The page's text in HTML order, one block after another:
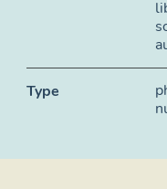
Type